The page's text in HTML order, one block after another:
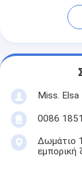
Miss. Elsa
0086
Δωμάτιο
εμπορική